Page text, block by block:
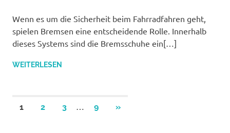
Wenn es um die Sicherheit beim Fahrradfahren geht,
spielen Bremsen eine entscheidende Rolle. Innerhalb
dieses Systems sind die Bremsschuhe ein[…]
WEITERLESEN
Seitennummerierung
1 2 3 9
NÄCHSTE
»